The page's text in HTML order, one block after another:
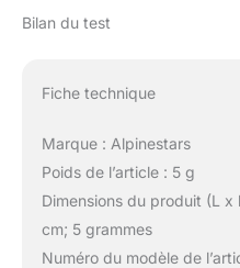
Bilan du test
Fiche technique
Marque : Alpinestars
Poids de l’article : 5 g
Dimensions du produit (L
cm; 5 grammes
Numéro du modèle de